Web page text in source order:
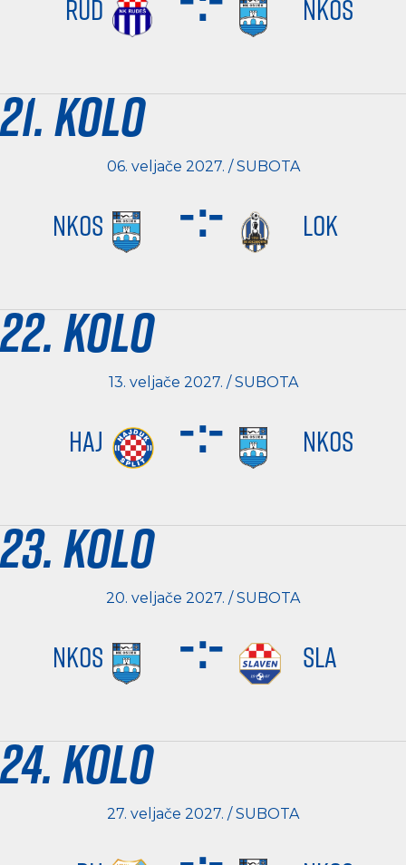
RUD NKOS
21. kolo
06. veljače 2027. / SUBOTA
NKOS -:- LOK
22. kolo
13. veljače 2027. / SUBOTA
HAJ -:- NKOS
23. kolo
20. veljače 2027. / SUBOTA
NKOS -:- SLA
24. kolo
27. veljače 2027. / SUBOTA